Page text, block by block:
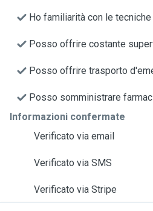
Ho familiarità con le
Posso offrire costante
Posso offrire trasporto
Posso somministrare
Informazioni confermate
Verificato via email
Verificato via SMS
Verificato via Stripe